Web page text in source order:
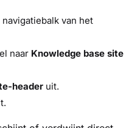
van het
naar Knowledge base site
header uit.